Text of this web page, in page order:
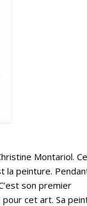
Montariol.
la peinture.
son premier
cet art. Sa